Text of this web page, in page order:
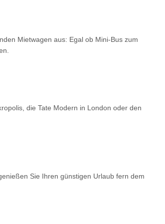
Mietwagen aus: Egal ob Mini-Bus zum
die Tate Modern in London oder den
Sie Ihren günstigen Urlaub fern dem